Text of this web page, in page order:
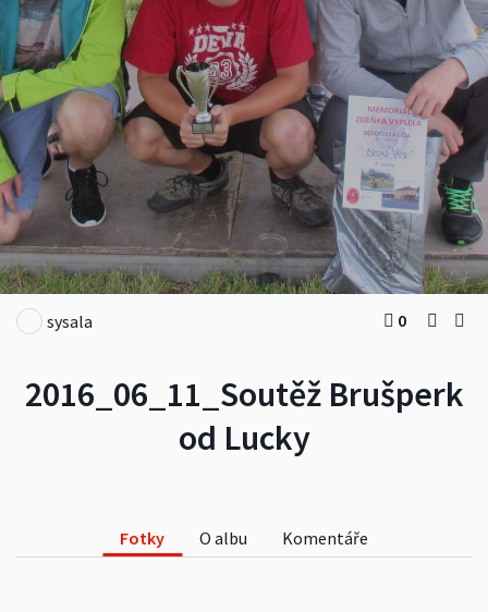
2016_06_11_Soutěž Brušperk
od Lucky
sysala 0
Fotky O albu Komentáře